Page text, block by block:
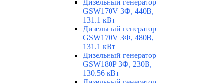
Дизельный генератор
GSW170V 3Ф, 440В,
131.1 кВт
Дизельный генератор
GSW170V 3Ф, 480В,
131.1 кВт
Дизельный генератор
GSW180P 3Ф, 230В,
130.56 кВт